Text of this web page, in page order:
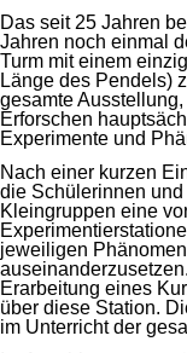
Das seit 25 Jahren
Jahren noch einmal
Turm mit einem
Länge des Pendels)
gesamte
Erforschen
Experimente und
Nach einer kurzen
die Schülerinnen
Kleingruppen eine
jeweiligen
Erarbeitung eines
über diese Station.
im Unterricht der